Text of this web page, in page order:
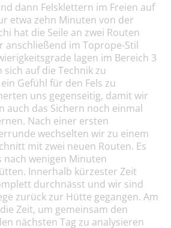
dann Felsklettern im Freien auf
etwa zehn Minuten von der
hat die Seile an zwei Routen
anschließend im Toprope-Stil
lagen im Bereich 3
sich auf die Technik zu
Gefühl für den Fels zu
uns gegenseitig, damit wir
auch das Sichern noch einmal
Nach einer ersten
wechselten wir zu einem
mit zwei neuen Routen. Es
wenigen Minuten
Innerhalb kürzester Zeit
durchnässt und wir sind
zurück zur Hütte gegangen. Am
Zeit, um gemeinsam den
nächsten Tag zu analysieren